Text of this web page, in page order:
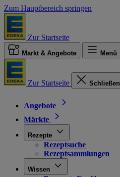
Zum Hauptbereich springen
Zur Startseite
Markt & Angebote Menü
Zur Startseite Schließen
Angebote
Märkte
Rezepte
Rezeptsuche
Rezeptsammlungen
Wissen